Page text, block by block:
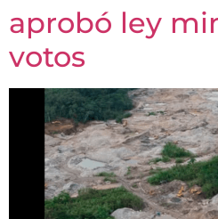
aprobó ley
votos